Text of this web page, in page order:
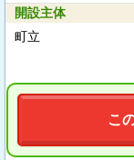
開設主体
町立
こ